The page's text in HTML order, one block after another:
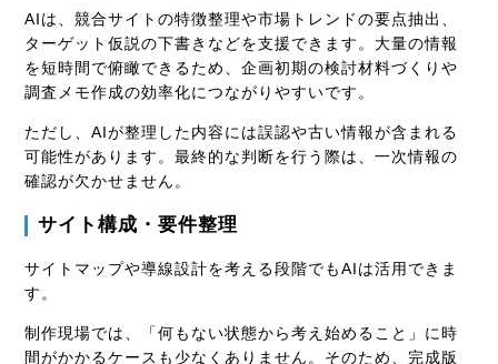
AIは、競合サイトの特徴整理や市場トレンドの要点抽出、
ターゲット仮説の下書きなどを支援できます。大量の情報
を短時間で俯瞰できるため、企画初期の検討材料づくりや
調査メモ作成の効率化につながりやすいです。
ただし、AIが整理した内容には誤認や古い情報が含まれる
可能性があります。最終的な判断を行う際は、一次情報の
確認が欠かせません。
サイト構成・要件整理
サイトマップや導線設計を考える段階でもAIは活用できま
す。
制作現場では、「何もない状態から考え始めること」に時
間がかかるケースも少なくありません。そのため、完成版